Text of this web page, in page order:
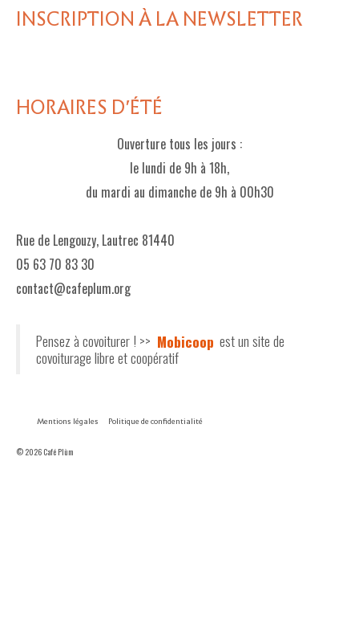
LES FORMULES
LA LIBRAIRIE
UNE LIBRAIRIE INDÉPENDANTE
COMMANDER UN LIVRE
INFOS & ACCESSIBILITÉ
INSCRIPTION À LA NEWSLETTER
HORAIRES D'ÉTÉ
Ouverture tous les jours :
le lundi de 9h à 18h,
du mardi au dimanche de 9h à 00h30
Rue de Lengouzy, Lautrec 81440
05 63 70 83 30
contact@cafeplum.org
Pensez à covoiturer ! >> Mobicoop est un site de
covoiturage libre et coopératif
Mentions légales Politique de confidentialité
© 2026 Café Plùm